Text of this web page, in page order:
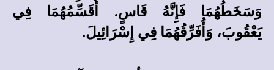
وَسَخَطُهُمَا فَإِنَّهُ قَاسٍ. أُقَسِّمُهُمَا فِي
يَعْقُوبَ، وَأُفَرِّقُهُمَا فِي إِسْرَائِيلَ.